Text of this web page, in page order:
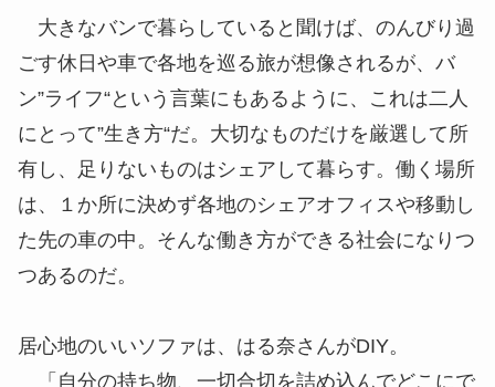
大きなバンで暮らしていると聞けば、のんびり過
ごす休日や車で各地を巡る旅が想像されるが、バ
ン”ライフ“という言葉にもあるように、これは二人
にとって”生き方“だ。大切なものだけを厳選して所
有し、足りないものはシェアして暮らす。働く場所
は、１か所に決めず各地のシェアオフィスや移動し
た先の車の中。そんな働き方ができる社会になりつ
つあるのだ。
居心地のいいソファは、はる奈さんがDIY。
「自分の持ち物、一切合切を詰め込んでどこにで